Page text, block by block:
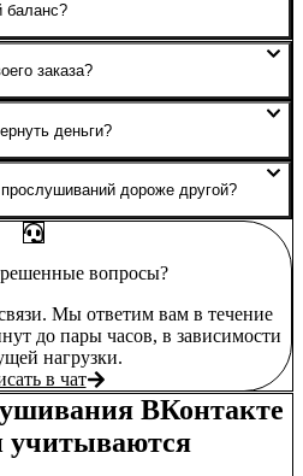
что минимизирует риски. Не
большой объём
баланс?
50 рублей. Напишите в
заказа?
в личном кабинете на сайте.
деньги?
сразу после оформления.
выполнения.
дороже другой?
и метода выполнения.
доступный вариант.
потому что имитируют
что лучше воспринимается
— премиальный тариф с
и лучшими условиями
вопросы?
Мы ответим вам в течение
до пары часов, в зависимости
нагрузки.
в чат
ВКонтакте
учитываются